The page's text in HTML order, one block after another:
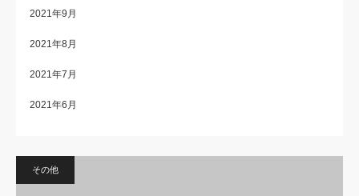
2021年9月
2021年8月
2021年7月
2021年6月
その他